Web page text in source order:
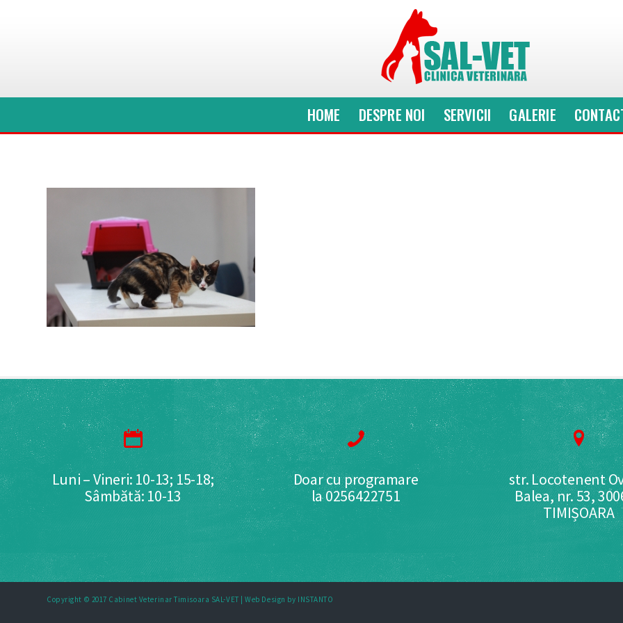
HOME DESPRE NOI SERVICII GALERIE
Luni – Vineri: 10-13; 15-18;
Sâmbătă: 10-13
Doar cu programare
la 0256422751
str. Locotenent
Balea, nr. 53,
TIMIȘOARA
Copyright © 2017 Cabinet Veterinar Timisoara SAL-VET |Web Design by INSTANTO